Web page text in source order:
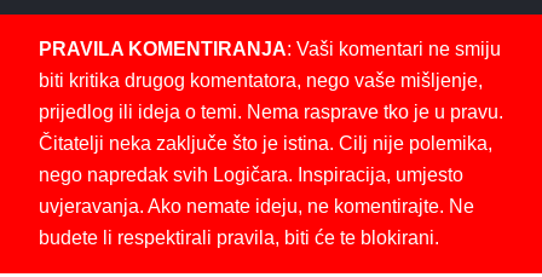
PRAVILA KOMENTIRANJA: Vaši komentari ne smiju
biti kritika drugog komentatora, nego vaše mišljenje,
prijedlog ili ideja o temi. Nema rasprave tko je u pravu.
Čitatelji neka zaključe što je istina. Cilj nije polemika,
nego napredak svih Logičara. Inspiracija, umjesto
uvjeravanja. Ako nemate ideju, ne komentirajte. Ne
budete li respektirali pravila, biti će te blokirani.